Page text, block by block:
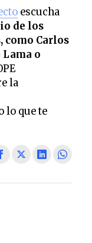
escucha
de los
como Carlos
o
la
lo que te